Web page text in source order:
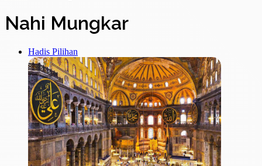
Nahi Mungkar
Hadis Pilihan